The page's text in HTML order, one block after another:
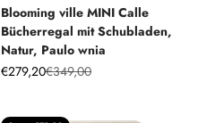
Blooming ville MINI Calle
Bücherregal mit Schubladen,
Natur, Paulo wnia
Angebot
€279,20Regulärer Preis
€349,00